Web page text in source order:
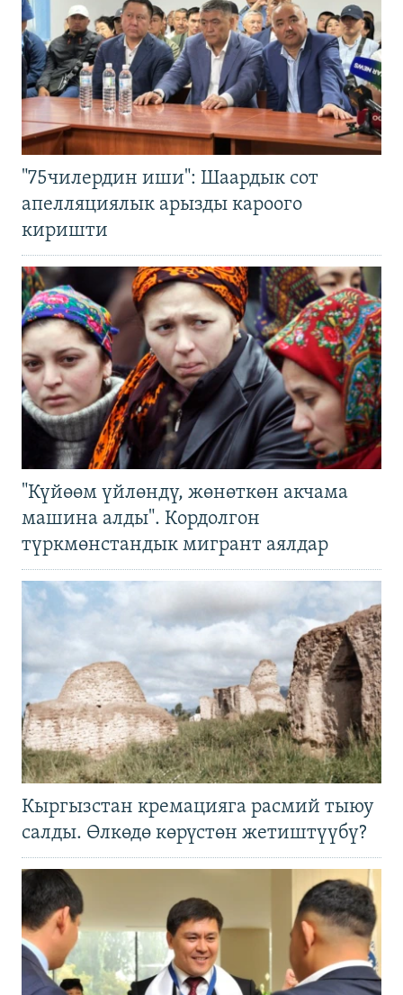
"75чилердин иши": Шаардык сот
апелляциялык арызды кароого
киришти
"Күйөөм үйлөндү, жөнөткөн акчама
машина алды". Кордолгон
түркмөнстандык мигрант аялдар
Кыргызстан кремацияга расмий тыюу
салды. Өлкөдө көрүстөн жетиштүүбү?